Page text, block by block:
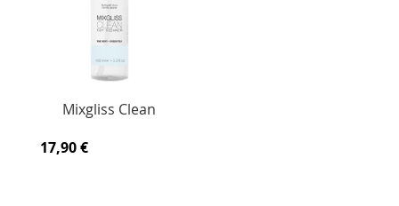
Mixgliss Clean
17,90 €